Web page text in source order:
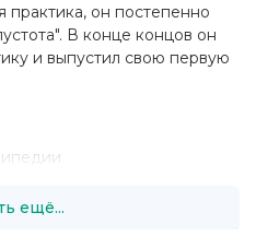
он постепенно
В конце концов он
и выпустил свою первую
ещё...